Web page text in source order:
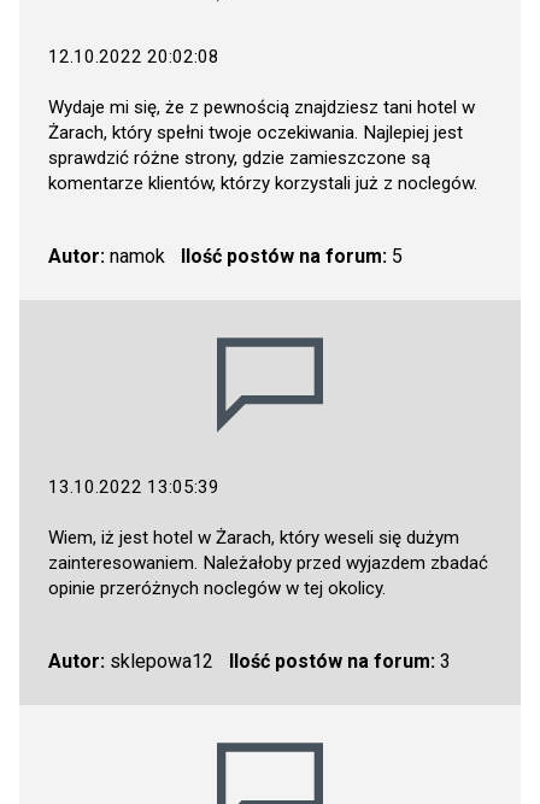
12.10.2022 20:02:08
Wydaje mi się, że z pewnością znajdziesz tani hotel w
Żarach, który spełni twoje oczekiwania. Najlepiej jest
sprawdzić różne strony, gdzie zamieszczone są
komentarze klientów, którzy korzystali już z noclegów.
Autor: namok Ilość postów na forum:5
13.10.2022 13:05:39
Wiem, iż jest hotel w Żarach, który weseli się dużym
zainteresowaniem. Należałoby przed wyjazdem zbadać
opinie przeróżnych noclegów w tej okolicy.
Autor: sklepowa12 Ilość postów na forum:3